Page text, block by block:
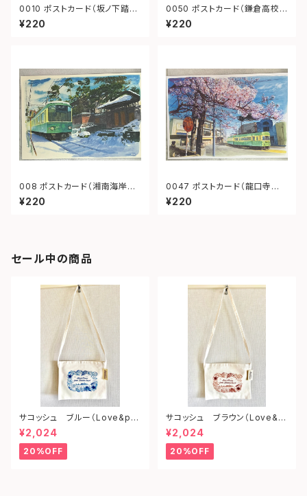
0010 ポストカード（坂ノ下踏み
切り）
¥220
0050 ポストカード（鎌倉高校
前1号踏切）
¥220
008 ポストカード（湘南海岸公
園駅 善乃園）
¥220
0047 ポストカード（龍口寺
江ノ電）
¥220
セール中の商品
サコッシュ ブルー（Love&pe
ace from shonan)
¥2,024
20%OFF
サコッシュ ブラウン（Love&p
eace from shonan)
¥2,024
20%OFF